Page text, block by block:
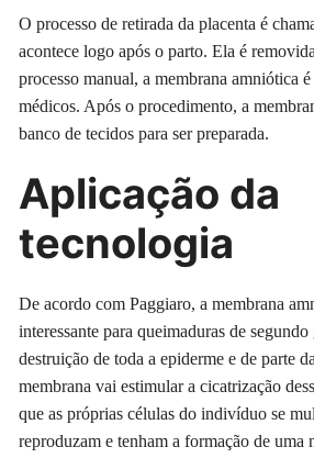
O processo de retirada da placenta é
acontece logo após o parto. Ela é
processo manual, a membrana amniótica
médicos. Após o procedimento, a
banco de tecidos para ser preparada.
Aplicação da
tecnologia
De acordo com Paggiaro, a membrana
interessante para queimaduras de
destruição de toda a epiderme e de parte
membrana vai estimular a cicatrização
que as próprias células do indivíduo se
reproduzam e tenham a formação de uma